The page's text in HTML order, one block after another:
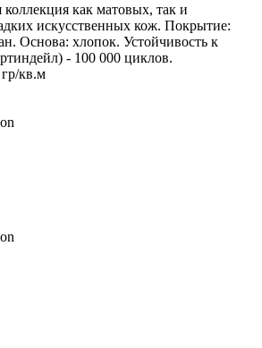
как матовых, так и
искусственных кож. Покрытие:
Основа: хлопок. Устойчивость к
- 100 000 циклов.
кв.м